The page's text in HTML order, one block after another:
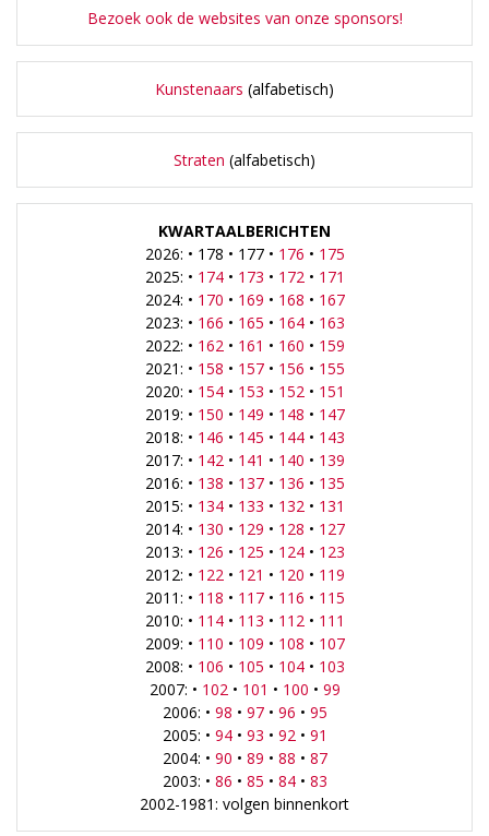
Bezoek ook de websites van onze sponsors!
Kunstenaars (alfabetisch)
Straten (alfabetisch)
KWARTAALBERICHTEN
2026: • 178 • 177 • 176 • 175
2025: • 174• 173 • 172• 171
2024: • 170 • 169 • 168 • 167
2023: • 166 • 165 • 164• 163
2022: • 162• 161 • 160 • 159
2021: • 158 • 157• 156 • 155
2020: • 154• 153 • 152• 151
2019: • 150 • 149 • 148 • 147
2018: • 146 • 145 • 144• 143
2017: • 142• 141 • 140 • 139
2016: • 138 • 137• 136 • 135
2015: • 134• 133 • 132• 131
2014: • 130 • 129 • 128 • 127
2013: • 126 • 125 • 124• 123
2012: • 122• 121 • 120 • 119
2011: • 118 • 117• 116 • 115
2010: • 114• 113 • 112• 111
2009: • 110 • 109 • 108 • 107
2008: • 106 • 105 • 104• 103
2007: • 102• 101 • 100 • 99
2006: • 98 • 97• 96 • 95
2005: • 94• 93 • 92• 91
2004: • 90 • 89 • 88 • 87
2003: • 86 • 85 • 84• 83
2002-1981: volgen binnenkort